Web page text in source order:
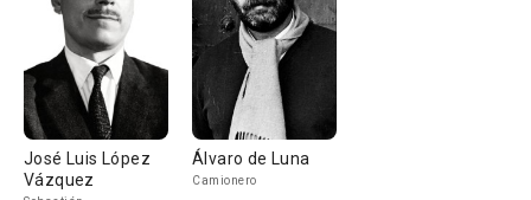
José Luis López
Vázquez
Álvaro de Luna
Camionero